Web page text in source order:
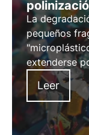
La
pequeños
extenderse
observado
en la
Leer